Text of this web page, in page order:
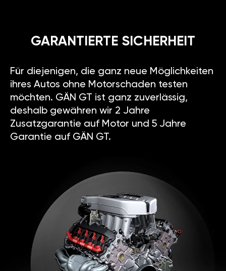
GARANTIERTE SICHERHEIT
Für diejenigen, die ganz neue Möglichkeiten
ihres Autos ohne Motorschaden testen
möchten. GÄN GT ist ganz zuverlässig,
deshalb gewähren wir 2 Jahre
Zusatzgarantie auf Motor und 5 Jahre
Garantie auf GÄN GT.